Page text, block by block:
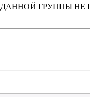
ГРУППЫ